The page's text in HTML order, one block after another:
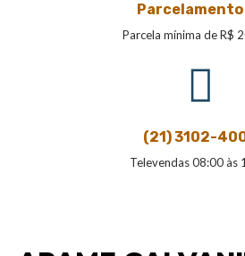
Parcelamento
Parcela mínima de R$
(21) 3102-
Televendas 08:00 às